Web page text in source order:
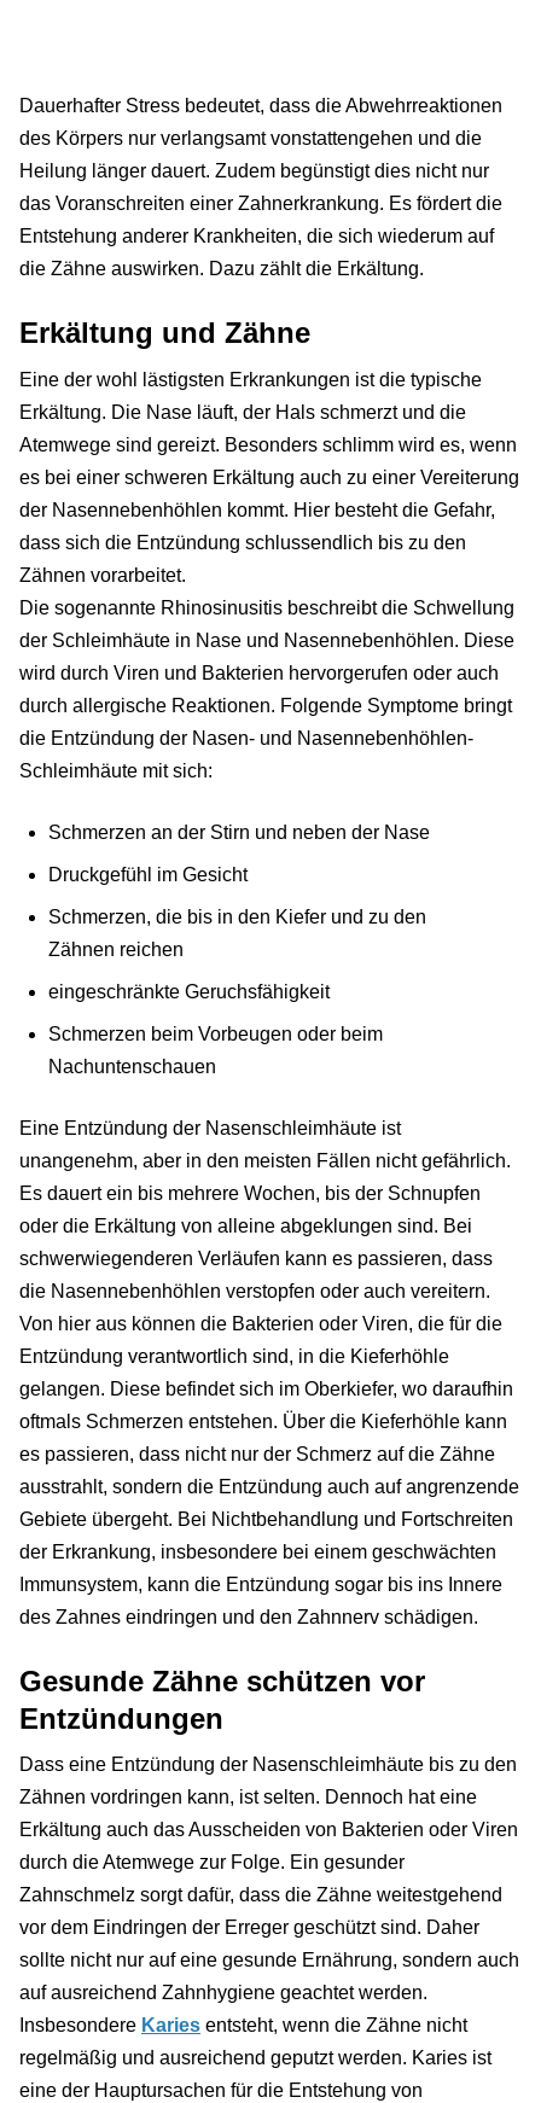
Dauerhafter Stress bedeutet, dass die Abwehrreaktionen
des Körpers nur verlangsamt vonstattengehen und die
Heilung länger dauert. Zudem begünstigt dies nicht nur
das Voranschreiten einer Zahnerkrankung. Es fördert die
Entstehung anderer Krankheiten, die sich wiederum auf
die Zähne auswirken. Dazu zählt die Erkältung.
Erkältung und Zähne
Eine der wohl lästigsten Erkrankungen ist die typische
Erkältung. Die Nase läuft, der Hals schmerzt und die
Atemwege sind gereizt. Besonders schlimm wird es, wenn
es bei einer schweren Erkältung auch zu einer Vereiterung
der Nasennebenhöhlen kommt. Hier besteht die Gefahr,
dass sich die Entzündung schlussendlich bis zu den
Zähnen vorarbeitet.
Die sogenannte Rhinosinusitis beschreibt die Schwellung
der Schleimhäute in Nase und Nasennebenhöhlen. Diese
wird durch Viren und Bakterien hervorgerufen oder auch
durch allergische Reaktionen. Folgende Symptome bringt
die Entzündung der Nasen- und Nasennebenhöhlen-
Schleimhäute mit sich:
Schmerzen an der Stirn und neben der Nase
Druckgefühl im Gesicht
Schmerzen, die bis in den Kiefer und zu den
Zähnen reichen
eingeschränkte Geruchsfähigkeit
Schmerzen beim Vorbeugen oder beim
Nachuntenschauen
Eine Entzündung der Nasenschleimhäute ist
unangenehm, aber in den meisten Fällen nicht gefährlich.
Es dauert ein bis mehrere Wochen, bis der Schnupfen
oder die Erkältung von alleine abgeklungen sind. Bei
schwerwiegenderen Verläufen kann es passieren, dass
die Nasennebenhöhlen verstopfen oder auch vereitern.
Von hier aus können die Bakterien oder Viren, die für die
Entzündung verantwortlich sind, in die Kieferhöhle
gelangen. Diese befindet sich im Oberkiefer, wo daraufhin
oftmals Schmerzen entstehen. Über die Kieferhöhle kann
es passieren, dass nicht nur der Schmerz auf die Zähne
ausstrahlt, sondern die Entzündung auch auf angrenzende
Gebiete übergeht. Bei Nichtbehandlung und Fortschreiten
der Erkrankung, insbesondere bei einem geschwächten
Immunsystem, kann die Entzündung sogar bis ins Innere
des Zahnes eindringen und den Zahnnerv schädigen.
Gesunde Zähne schützen vor
Entzündungen
Dass eine Entzündung der Nasenschleimhäute bis zu den
Zähnen vordringen kann, ist selten. Dennoch hat eine
Erkältung auch das Ausscheiden von Bakterien oder Viren
durch die Atemwege zur Folge. Ein gesunder
Zahnschmelz sorgt dafür, dass die Zähne weitestgehend
vor dem Eindringen der Erreger geschützt sind. Daher
sollte nicht nur auf eine gesunde Ernährung, sondern auch
auf ausreichend Zahnhygiene geachtet werden.
Insbesondere Karies entsteht, wenn die Zähne nicht
regelmäßig und ausreichend geputzt werden. Karies ist
eine der Hauptursachen für die Entstehung von